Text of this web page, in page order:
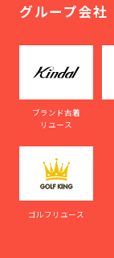
グループ会社
ブランド古着
リユース
ゴルフリユース